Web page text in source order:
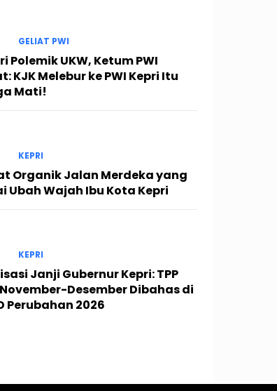
GELIAT PWI
Polemik UKW, Ketum PWI
KJK Melebur ke PWI Kepri Itu
Mati!
KEPRI
Organik Jalan Merdeka yang
Ubah Wajah Ibu Kota Kepri
KEPRI
Janji Gubernur Kepri: TPP
November-Desember Dibahas di
Perubahan 2026